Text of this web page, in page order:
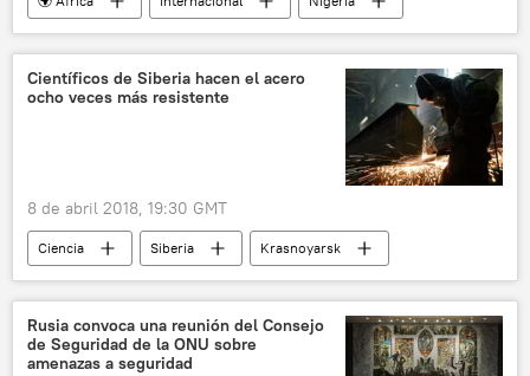
Ejército de Nigeria
Boko Haram
rehenes
noticias
Científicos de Siberia hacen el acero
ocho veces más resistente
8 de abril 2018, 19:30 GMT
Ciencia Siberia
Krasnoyarsk
acero
resistencia
aumento
Rusia
noticias
Rusia convoca una reunión del Consejo
de Seguridad de la ONU sobre
amenazas a seguridad